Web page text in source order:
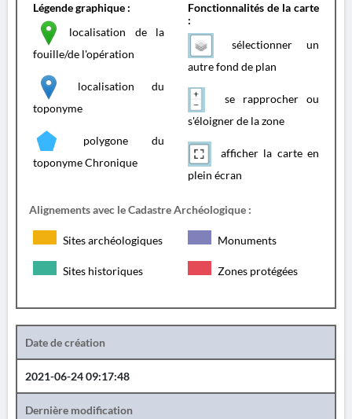
Légende graphique :
localisation de la
fouille/de l'opération
localisation du
toponyme
polygone du
toponyme Chronique
Fonctionnalités de la carte
:
sélectionner un
autre fond de plan
se rapprocher ou
s'éloigner de la zone
afficher la carte en
plein écran
Alignements avec le Cadastre Archéologique :
Sites archéologiques Monuments
Sites historiques Zones protégées
Date de création
2021-06-24 09:17:48
Dernière modification